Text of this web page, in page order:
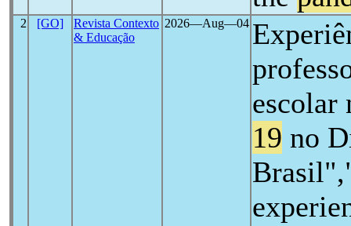
2 [GO]
Revista Contexto
& Educação
2026―Aug―04
escolar
19 no